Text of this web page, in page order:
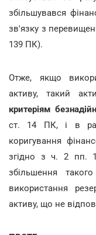
збільшувався
зв'язку з
139 ПК).
Отже, якщо
активу, такий
критеріям
ст. 14 ПК, і в
коригування
згідно з ч. 2 пп.
збільшення
використання
активу, що не